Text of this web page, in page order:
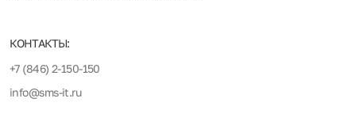
КОНТАКТЫ:
+7 (846) 2-150-150
info@sms-it.ru